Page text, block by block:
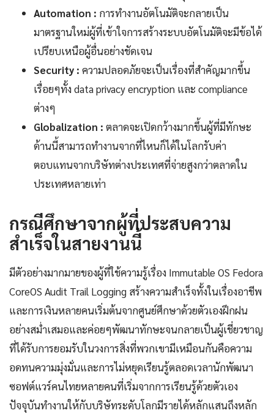
Automation : การทำงานอัตโนมัติจะกลายเป็น
มาตรฐานใหม่ผู้ที่เข้าใจการสร้างระบบอัตโนมัติจะมีข้อได้
เปรียบเหนือผู้อื่นอย่างชัดเจน
Security : ความปลอดภัยจะเป็นเรื่องที่สำคัญมากขึ้น
เรื่อยๆทั้ง data privacy encryption และ compliance
ต่างๆ
Globalization : ตลาดจะเปิดกว้างมากขึ้นผู้ที่มีทักษะ
ด้านนี้สามารถทำงานจากที่ไหนก็ได้ในโลกรับค่า
ตอบแทนจากบริษัทต่างประเทศที่จ่ายสูงกว่าตลาดใน
ประเทศหลายเท่า
กรณีศึกษาจากผู้ที่ประสบความ
สำเร็จในสายงานนี้
มีตัวอย่างมากมายของผู้ที่ใช้ความรู้เรื่อง Immutable OS Fedora
CoreOS Audit Trail Logging สร้างความสำเร็จทั้งในเรื่องอาชีพ
และการเงินหลายคนเริ่มต้นจากศูนย์ศึกษาด้วยตัวเองฝึกฝน
อย่างสม่ำเสมอและค่อยๆพัฒนาทักษะจนกลายเป็นผู้เชี่ยวชาญ
ที่ได้รับการยอมรับในวงการสิ่งที่พวกเขามีเหมือนกันคือความ
อดทนความมุ่งมั่นและการไม่หยุดเรียนรู้ตลอดเวลานักพัฒนา
ซอฟต์แวร์คนไทยหลายคนที่เริ่มจากการเรียนรู้ด้วยตัวเอง
ปัจจุบันทำงานให้กับบริษัทระดับโลกมีรายได้หลักแสนถึงหลัก